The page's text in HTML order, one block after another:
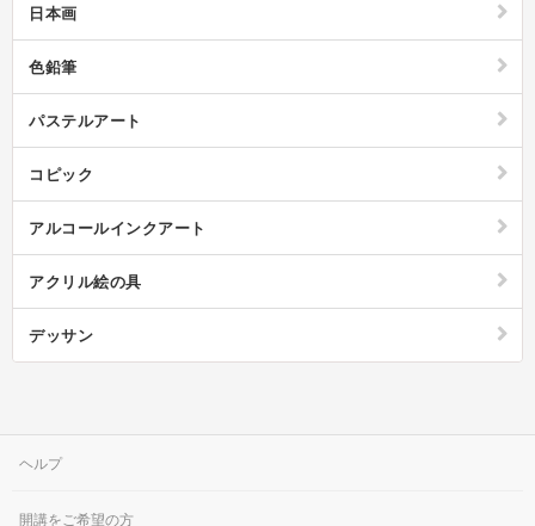
日本画
色鉛筆
パステルアート
コピック
アルコールインクアート
アクリル絵の具
デッサン
ヘルプ
開講をご希望の方